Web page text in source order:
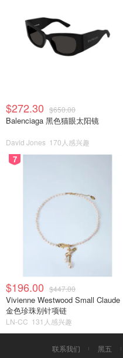
$272.30 $650.00
Balenciaga 黑色猫眼太阳镜
David Jones 170人感兴趣
7
$196.00 $447.00
Vivienne Westwood Small Claude
金色珍珠别针项链
LN-CC 131人感兴趣
联系我们 黑五